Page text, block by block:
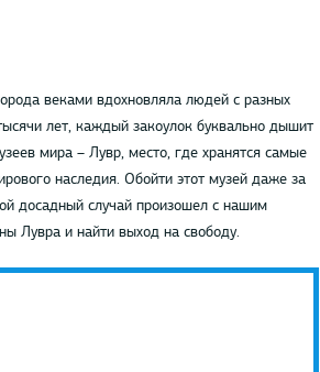
веками вдохновляла людей с разных
лет, каждый закоулок буквально дышит
мира – Лувр, место, где хранятся самые
наследия. Обойти этот музей даже за
досадный случай произошел с нашим
Лувра и найти выход на свободу.